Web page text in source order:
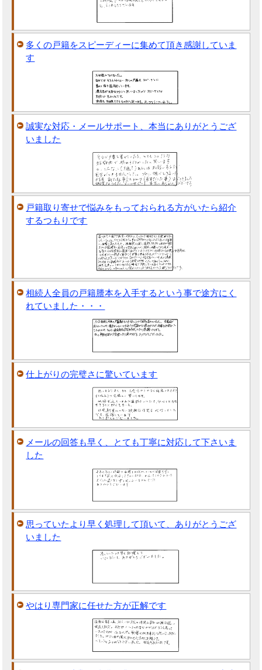
多くの戸籍をスピーディーに集めて頂き感謝していま
す
誠実な対応・メールサポート、本当にありがとうござ
いました
戸籍取り寄せで悩みをもっておられる方がいたら紹介
するつもりです
相続人全員の戸籍謄本を入手するという事で途方にく
れていました・・・
仕上がりの完璧さに驚いています
メールの回答も早く、とても丁寧に対応して下さいま
した
思っていたより早く処理して頂いて、ありがとうござ
いました
やはり専門家に任せた方が正解です